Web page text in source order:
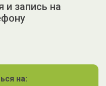
запись на
на: